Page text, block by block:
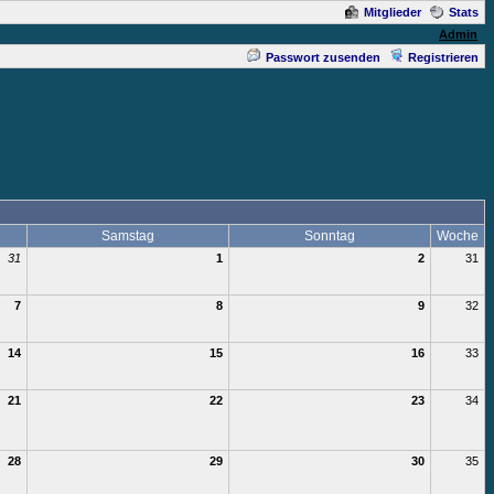
Mitglieder
Stats
Admin
Passwort zusenden Registrieren
Samstag Sonntag Woche
31 1 2 31
7 8 9 32
14 15 16 33
21
22 23 34
28 29 30 35